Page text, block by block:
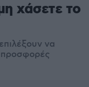
χάσετε το
να